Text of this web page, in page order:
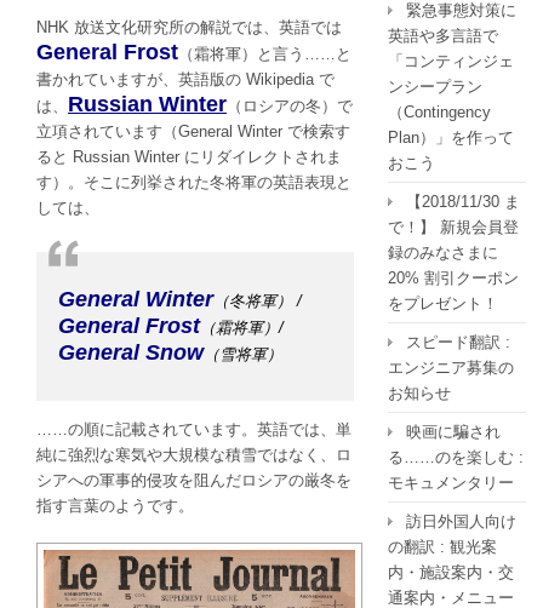
NHK 放送文化研究所の解説では、英語では
General Frost （霜将軍）と言う……と
書かれていますが、英語版の Wikipedia で
は、 Russian Winter （ロシアの冬）で
立項されています（General Winter で検索す
ると Russian Winter にリダイレクトされま
す）。そこに列挙された冬将軍の英語表現と
しては、
General Winter（冬将軍） /
General Frost（霜将軍）/
General Snow（雪将軍）
……の順に記載されています。英語では、単
純に強烈な寒気や大規模な積雪ではなく、
ロ
シアへの軍事的侵攻を阻んだロシアの厳冬を
指す言葉のようです。
緊急事態対策に
英語や多言語で
「コンティンジェ
ンシープラン
（Contingency
Plan）」を作って
おこう
【2018/11/30 ま
で！】 新規会員登
録のみなさまに
20% 割引クーポン
をプレゼント！
スピード翻訳 :
エンジニア募集の
お知らせ
映画に騙され
る……のを楽しむ :
モキュメンタリー
訪日外国人向け
の翻訳 : 観光案
内・施設案内・交
通案内・メニュー